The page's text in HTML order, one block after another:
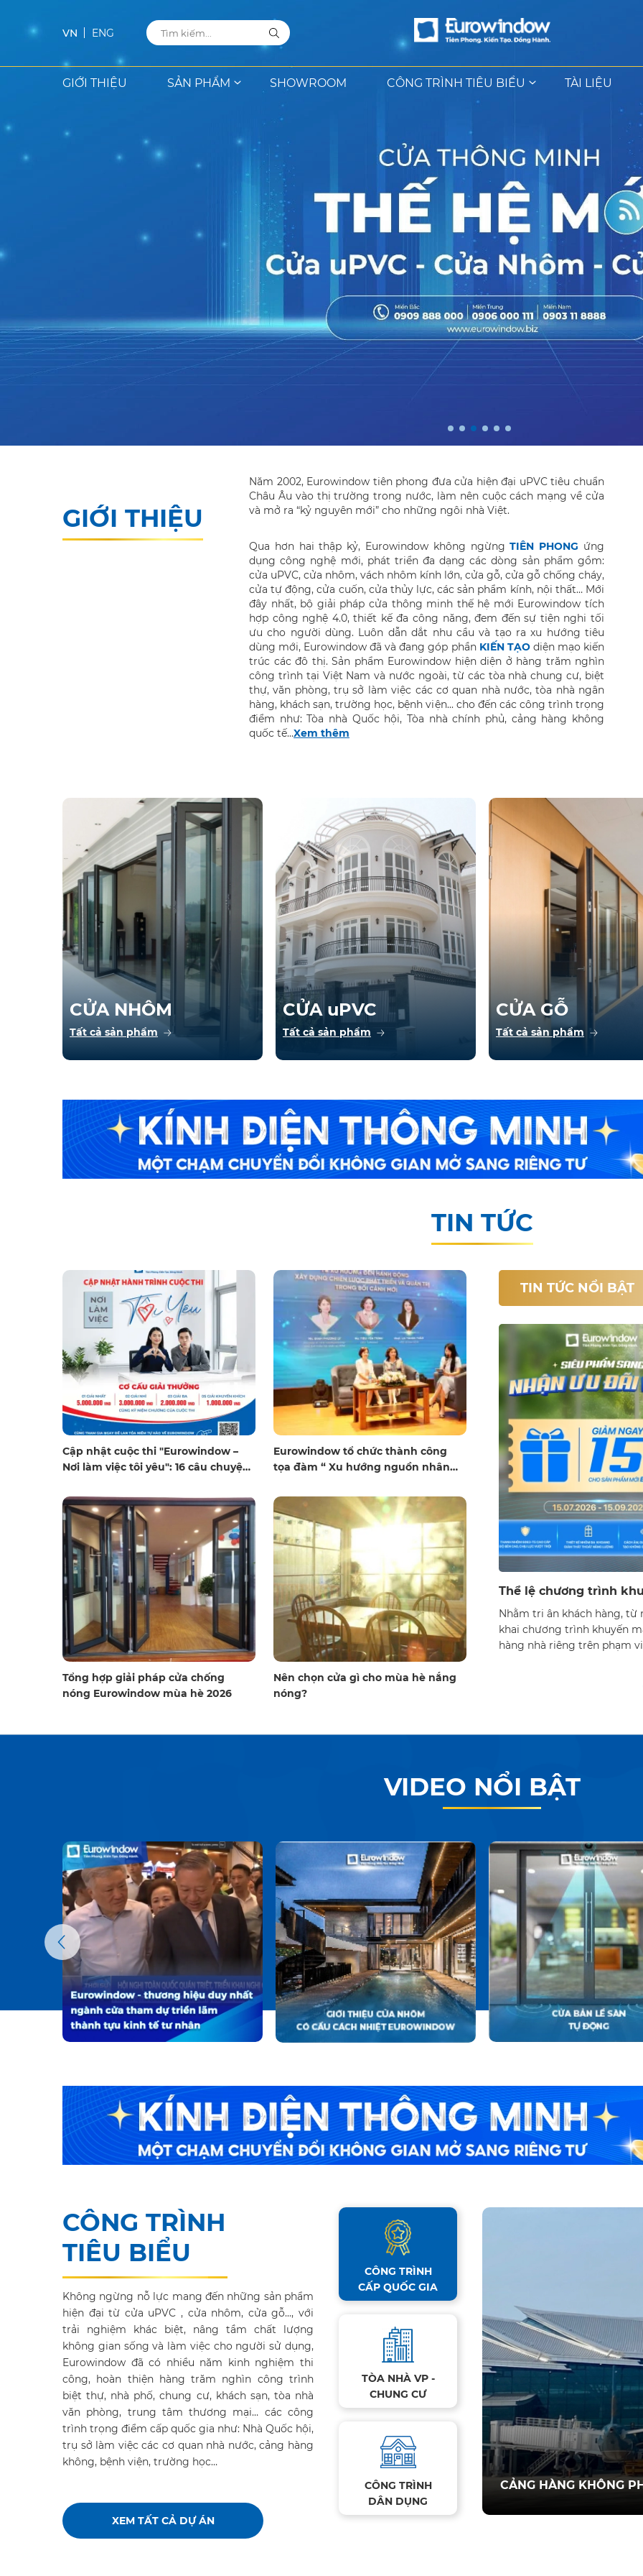
VN ENG
GIỚI THIỆU SẢN PHẨM SHOWROOM CÔNG TRÌNH TIÊU BIỂU TÀI LIỆU
GIỚI THIỆU
Năm 2002, Eurowindow tiên phong đưa cửa hiện đại uPVC tiêu chuẩn
Châu Âu vào thị trường trong nước, làm nên cuộc cách mạng về cửa
và mở ra “kỷ nguyên mới” cho những ngôi nhà Việt.
Qua hơn hai thập kỷ, Eurowindow không ngừngTIÊN PHONG ứng
dụng công nghệ mới, phát triển đa dạng các dòng sản phẩm gồm:
cửa uPVC, cửa nhôm, vách nhôm kính lớn, cửa gỗ, cửa gỗ chống cháy,
cửa tự động, cửa cuốn, cửa thủy lực, các sản phẩm kính, nội thất… Mới
đây nhất, bộ giải pháp cửa thông minh thế hệ mới Eurowindow tích
hợp công nghệ 4.0, thiết kế đa công năng, đem đến sự tiện nghi tối
ưu cho người dùng. Luôn dẫn dắt nhu cầu và tạo ra xu hướng tiêu
dùng mới, Eurowindow đã và đang góp phần KIẾN TẠOdiện mạo kiến
trúc các đô thị. Sản phẩm Eurowindow hiện diện ở hàng trăm nghìn
công trình tại Việt Nam và nước ngoài, từ các tòa nhà chung cư, biệt
thự, văn phòng, trụ sở làm việc các cơ quan nhà nước, tòa nhà ngân
hàng, khách sạn, trường học, bệnh viện... cho đến các công trình trọng
điểm như: Tòa nhà Quốc hội, Tòa nhà chính phủ, cảng hàng không
quốc tế...Xem thêm
CỬA NHÔM
Tất cả sản phẩm
CỬA uPVC
Tất cả sản phẩm
CỬA GỖ
Tất cả sản phẩm
TIN TỨC
Cập nhật cuộc thi "Eurowindow –
Nơi làm việc tôi yêu": 16 câu chuyện
trình
Eurowindow tổ chức thành công
tọa đàm “ Xu hướng nguồn nhân
trị trong bối cảnh mới”
Tổng hợp giải pháp cửa chống
nóng Eurowindow mùa hè 2026
Nên chọn cửa gì cho mùa hè nắng
nóng?
TIN TỨC NỔI BẬT
nhôm kính
nổi bật tại khu
Eurowindow khởi động chiến dịch “90 ngày tái thiết nơi làm việc
tốt nhất”
Với định hướng lấy con người làm trung tâm trong chiến lược phát triển bền
vững, Eurowindow vừa khởi động chiến dịch “90 ngày tái thiết nơi làm việc tốt
nhất”, thể hiện cam kết mạnh mẽ của Ban Lãnh ...Xem thêm
Thể lệ chương trình
Nhằm tri ân khách hàng, từ
khai chương trình khuyến
hàng nhà riêng trên phạm vi
VIDEO NỔI BẬT
CÔNG TRÌNH
TIÊU BIỂU
Không ngừng nỗ lực mang đến những sản phẩm
hiện đại từ cửa uPVC , cửa nhôm, cửa gỗ..., với
trải nghiệm khác biệt, nâng tầm chất lượng
không gian sống và làm việc cho người sử dụng,
Eurowindow đã có nhiều năm kinh nghiệm thi
công, hoàn thiện hàng trăm nghìn công trình
biệt thự, nhà phố, chung cư, khách sạn, tòa nhà
văn phòng, trung tâm thương mại… các công
trình trọng điểm cấp quốc gia như: Nhà Quốc hội,
trụ sở làm việc các cơ quan nhà nước, cảng hàng
không, bệnh viện, trường học…
XEM TẤT CẢ DỰ ÁN
CÔNG TRÌNH
CẤP QUỐC GIA
TÒA NHÀ VP -
CHUNG CƯ
CÔNG TRÌNH
DÂN DỤNG
CẢNG HÀNG KHÔNG